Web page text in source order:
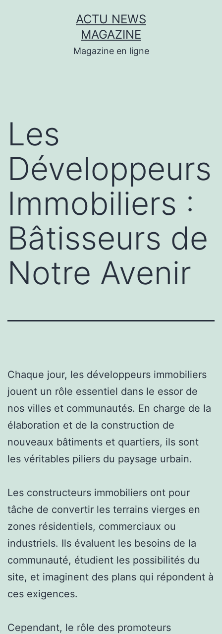
ACTU NEWS
MAGAZINE
Magazine en ligne
Les
Développeurs
Immobiliers :
Bâtisseurs de
Notre Avenir
Chaque jour, les développeurs immobiliers
jouent un rôle essentiel dans le essor de
nos villes et communautés. En charge de la
élaboration et de la construction de
nouveaux bâtiments et quartiers, ils sont
les véritables piliers du paysage urbain.
Les constructeurs immobiliers ont pour
tâche de convertir les terrains vierges en
zones résidentiels, commerciaux ou
industriels. Ils évaluent les besoins de la
communauté, étudient les possibilités du
site, et imaginent des plans qui répondent à
ces exigences.
Cependant, le rôle des promoteurs